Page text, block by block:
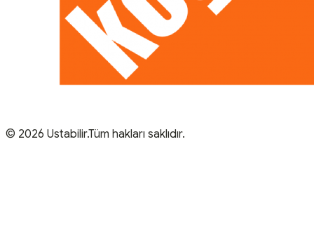
© 2026 Ustabilir.Tüm hakları saklıdır.